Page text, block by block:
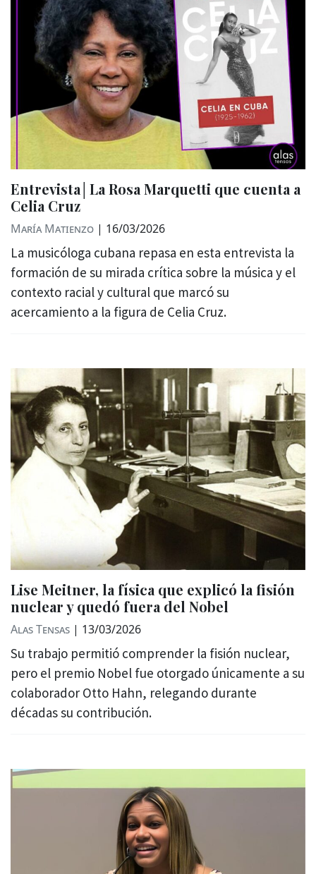
Entrevista│La Rosa Marquetti que cuenta a
Celia Cruz
María Matienzo | 16/03/2026
La musicóloga cubana repasa en esta entrevista la
formación de su mirada crítica sobre la música y el
contexto racial y cultural que marcó su
acercamiento a la figura de Celia Cruz.
Lise Meitner, la física que explicó la fisión
nuclear y quedó fuera del Nobel
Alas Tensas | 13/03/2026
Su trabajo permitió comprender la fisión nuclear,
pero el premio Nobel fue otorgado únicamente a su
colaborador Otto Hahn, relegando durante
décadas su contribución.